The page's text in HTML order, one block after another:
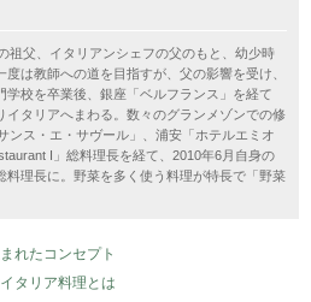
祖父、イタリアンシェフの父のもと、幼少時
は教師への道を目指すが、父の影響を受け、
校を卒業後、銀座「ベルフランス」を経て
イタリアへまわる。数々のグランメゾンでの修
ンス・エ・サヴール」、浦安「ホテルエミオ
I」総料理長を経て、2010年6月自身の
料理長に。野菜を多く使う料理が特長で「野菜
れたコンセプト
タリア料理とは